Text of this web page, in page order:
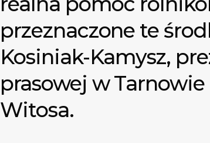
przeznaczone te
Kosiniak-Kamysz,
prasowej w
Witosa.